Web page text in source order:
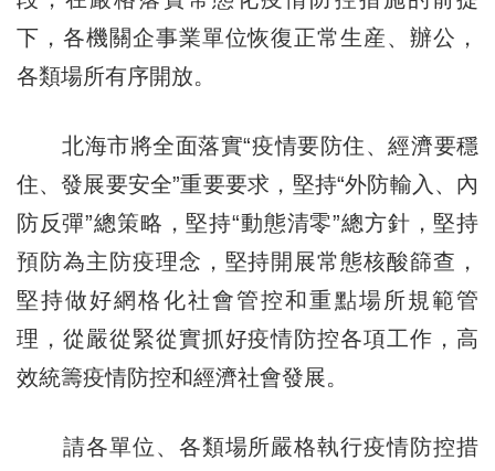
下，各機關企事業單位恢復正常生産、辦公，
各類場所有序開放。
北海市將全面落實“疫情要防住、經濟要穩
住、發展要安全”重要要求，堅持“外防輸入、內
防反彈”總策略，堅持“動態清零”總方針，堅持
預防為主防疫理念，堅持開展常態核酸篩查，
堅持做好網格化社會管控和重點場所規範管
理，從嚴從緊從實抓好疫情防控各項工作，高
效統籌疫情防控和經濟社會發展。
請各單位、各類場所嚴格執行疫情防控措